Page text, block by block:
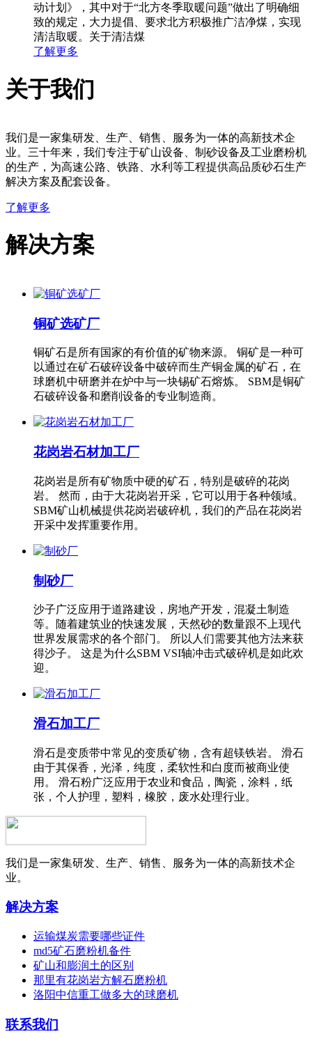
动计划》，其中对于“北方冬季取暖问题”做出了明确细
致的规定，大力提倡、要求北方积极推广洁净煤，实现
清洁取暖。关于清洁煤
了解更多
关于我们
我们是一家集研发、生产、销售、服务为一体的高新技术企
业。三十年来，我们专注于矿山设备、制砂设备及工业磨粉机
的生产，为高速公路、铁路、水利等工程提供高品质砂石生产
解决方案及配套设备。
了解更多
解决方案
铜矿选矿厂
铜矿石是所有国家的有价值的矿物来源。 铜矿是一种可
以通过在矿石破碎设备中破碎而生产铜金属的矿石，在
球磨机中研磨并在炉中与一块锡矿石熔炼。 SBM是铜矿
石破碎设备和磨削设备的专业制造商。
花岗岩石材加工厂
花岗岩是所有矿物质中硬的矿石，特别是破碎的花岗
岩。 然而，由于大花岗岩开采，它可以用于各种领域。
SBM矿山机械提供花岗岩破碎机，我们的产品在花岗岩
开采中发挥重要作用。
制砂厂
沙子广泛应用于道路建设，房地产开发，混凝土制造
等。随着建筑业的快速发展，天然砂的数量跟不上现代
世界发展需求的各个部门。 所以人们需要其他方法来获
得沙子。 这是为什么SBM VSI轴冲击式破碎机是如此欢
迎。
滑石加工厂
滑石是变质带中常见的变质矿物，含有超镁铁岩。 滑石
由于其保香，光泽，纯度，柔软性和白度而被商业使
用。 滑石粉广泛应用于农业和食品，陶瓷，涂料，纸
张，个人护理，塑料，橡胶，废水处理行业。
我们是一家集研发、生产、销售、服务为一体的高新技术企
业。
解决方案
运输煤炭需要哪些证件
md5矿石磨粉机备件
矿山和膨润土的区别
那里有花岗岩方解石磨粉机
洛阳中信重工做多大的球磨机
联系我们